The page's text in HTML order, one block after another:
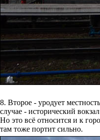
8. Второе - уродует
случае - исторический
Но это всё относится и к
там тоже портит сильно.